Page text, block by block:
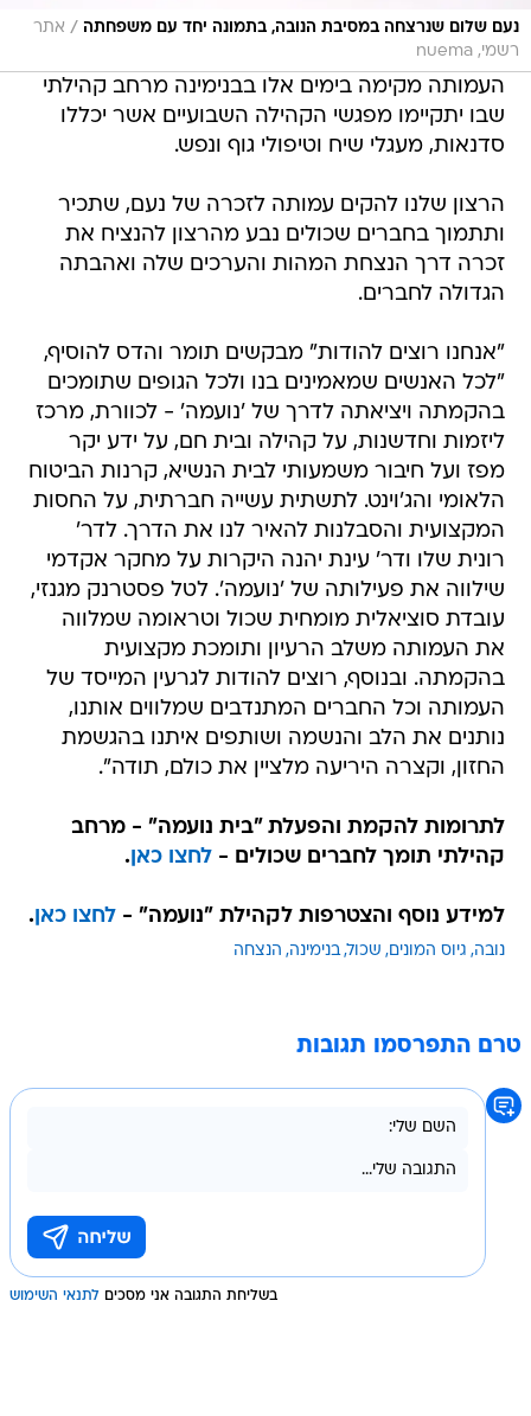
נעם שלום שנרצחה במסיבת הנובה, בתמונה יחד עם משפחתה / אתר
רשמי, nuema
העמותה מקימה בימים אלו בבנימינה מרחב קהילתי
שבו יתקיימו מפגשי הקהילה השבועיים אשר יכללו
סדנאות, מעגלי שיח וטיפולי גוף ונפש.
הרצון שלנו להקים עמותה לזכרה של נעם, שתכיר
ותתמוך בחברים שכולים נבע מהרצון להנציח את
זכרה דרך הנצחת המהות והערכים שלה ואהבתה
הגדולה לחברים.
"אנחנו רוצים להודות" מבקשים תומר והדס להוסיף,
"לכל האנשים שמאמינים בנו ולכל הגופים שתומכים
בהקמתה ויציאתה לדרך של 'נועמה' - לכוורת, מרכז
ליזמות וחדשנות, על קהילה ובית חם, על ידע יקר
מפז ועל חיבור משמעותי לבית הנשיא, קרנות הביטוח
הלאומי והג'וינט. לתשתית עשייה חברתית, על החסות
המקצועית והסבלנות להאיר לנו את הדרך. לדר'
רונית שלו ודר' עינת יהנה היקרות על מחקר אקדמי
שילווה את פעילותה של 'נועמה'. לטל פסטרנק מגנזי,
עובדת סוציאלית מומחית שכול וטראומה שמלווה
את העמותה משלב הרעיון ותומכת מקצועית
בהקמתה. ובנוסף, רוצים להודות לגרעין המייסד של
העמותה וכל החברים המתנדבים שמלווים אותנו,
נותנים את הלב והנשמה ושותפים איתנו בהגשמת
החזון, וקצרה היריעה מלציין את כולם, תודה".
לתרומות להקמת והפעלת "בית נועמה" - מרחב
קהילתי תומך לחברים שכולים -לחצו כאן.
למידע נוסף והצטרפות לקהילת "נועמה" -לחצו כאן.
נובה גיוס המונים שכול בנימינה הנצחה
טרם התפרסמו תגובות
בשליחת התגובה אני מסכים לתנאי השימוש